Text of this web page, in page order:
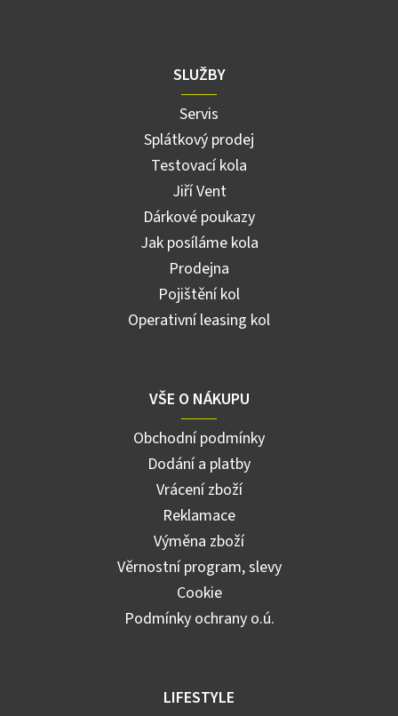
SLUŽBY
Servis
Splátkový prodej
Testovací kola
Jiří Vent
Dárkové poukazy
Jak posíláme kola
Prodejna
Pojištění kol
Operativní leasing kol
VŠE O NÁKUPU
Obchodní podmínky
Dodání a platby
Vrácení zboží
Reklamace
Výměna zboží
Věrnostní program, slevy
Cookie
Podmínky ochrany o.ú.
LIFESTYLE